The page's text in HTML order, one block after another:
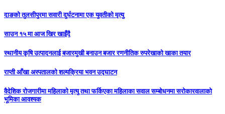
दाङको तुलसीपुरमा सवारी दुर्घटनामा एक युवतीको मृत्यु
साउन १५ मा आज खिर खाइँदै
स्थानीय कृषि उत्पादनलाई बजारमुखी बनाउन बजार रणनीतिक रुपरेखाको खाका तयार
राप्ती आँखा अस्पतालको शल्यक्रिया भवन उद्घाटन
वैदेशिक रोजगारीमा महिलाको मृत्यु तथा फर्किएका महिलाका सवाल सम्बोधनमा सरोकारवालाको
भूमिका आवश्यक